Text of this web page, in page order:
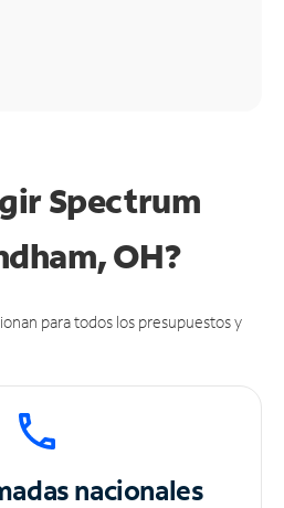
Spectrum
OH?
para todos los presupuestos y
nacionales